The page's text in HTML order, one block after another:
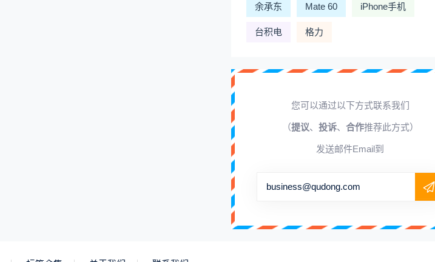
余承东 Mate 60 iPhone手机
台积电 格力
您可以通过以下方式联系我们
（提议、 投诉、 合作推荐此方式）
发送邮件Email到
business@qudong.com